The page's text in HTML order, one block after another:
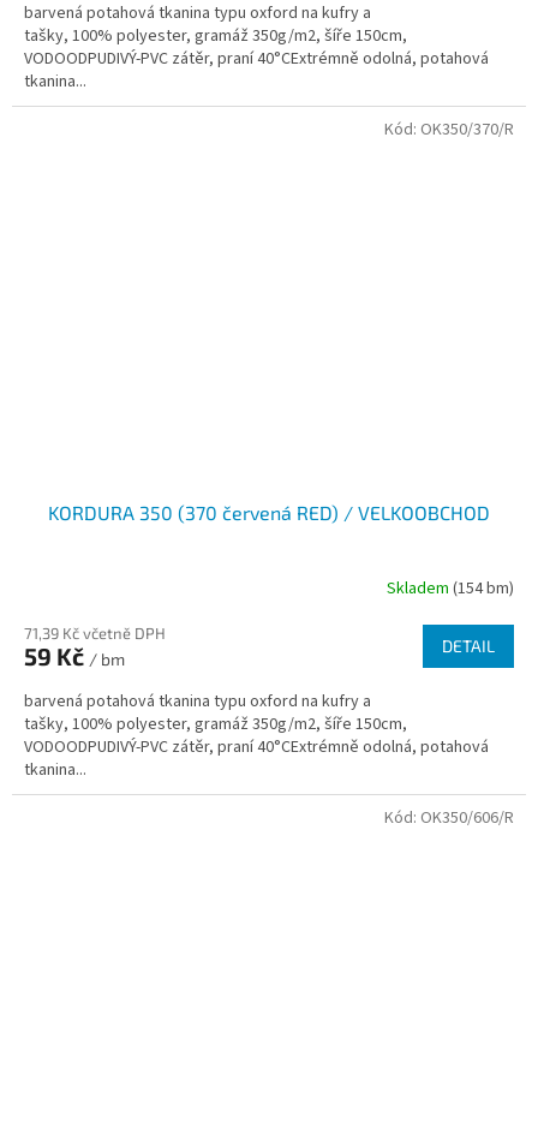
barvená potahová tkanina typu oxford na kufry a
tašky, 100% polyester, gramáž 350g/m2, šíře 150cm,
VODOODPUDIVÝ-PVC zátěr, praní 40°CExtrémně odolná, potahová
tkanina...
KORDURA 350 (370 červená RED) / VELKOOBCHOD
Skladem (154 bm)
71,39 Kč včetně DPH
59 Kč / bm
DETAIL
barvená potahová tkanina typu oxford na kufry a
tašky, 100% polyester, gramáž 350g/m2, šíře 150cm,
VODOODPUDIVÝ-PVC zátěr, praní 40°CExtrémně odolná, potahová
tkanina...
Kód: OK350/370/R
Kód: OK350/606/R